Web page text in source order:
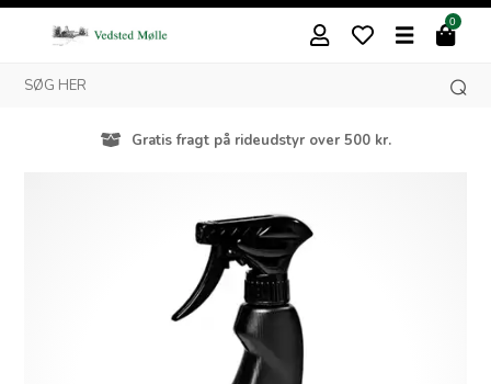
0
Gratis fragt på rideudstyr over 500 kr.